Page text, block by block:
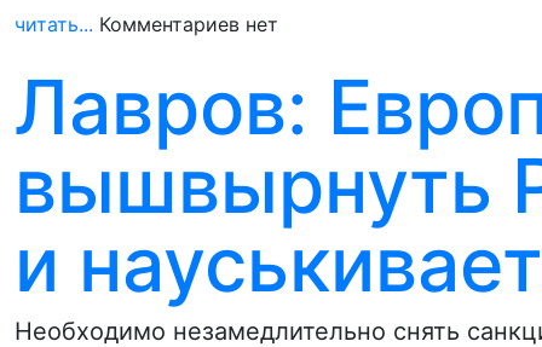
читать... Комментариев нет
Лавров:
вышвырнуть
и
Необходимо незамедлительно снять